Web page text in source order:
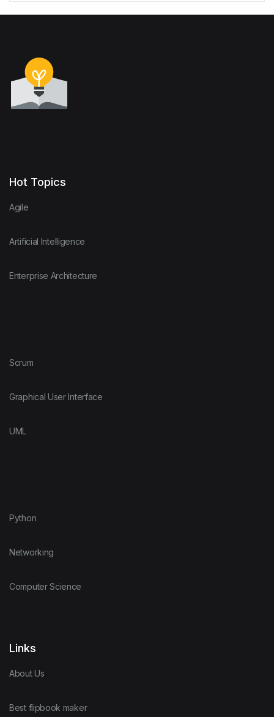
Hot Topics
Agile
Artificial Intelligence
Enterprise Architecture
Scrum
Graphical User Interface
UML
Python
Networking
Computer Science
Links
About Us
Best flipbook maker